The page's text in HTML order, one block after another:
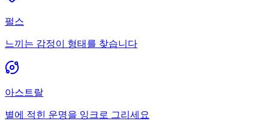
펄스
느끼는 감정이 형태를 찾습니다
아스트랄
별에 적힌 운명을 잉크로 그리세요